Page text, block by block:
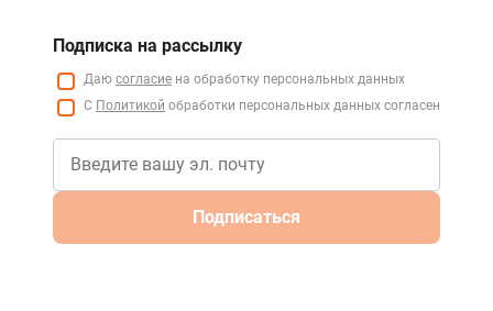
Подписка на рассылку
Даю согласие на обработку персональных данных
С Политикой обработки персональных данных согласен
Подписаться